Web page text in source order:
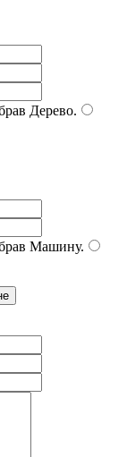
Дерево.
Машину.